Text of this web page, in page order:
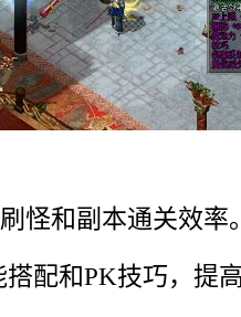
怪和副本通关效率
配和PK技巧，提